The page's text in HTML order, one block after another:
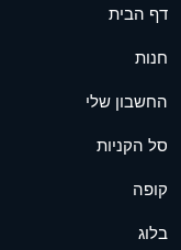
דף הבית
חנות
החשבון שלי
סל הקניות
קופה
בלוג